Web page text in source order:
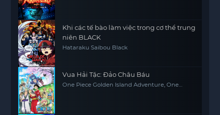
Khi các tế bào làm việc trong cơ thể trung
niên BLACK
Hataraku Saibou Black
Vua Hải Tặc: Đảo Châu Báu
One Piece Golden Island Adventure, One